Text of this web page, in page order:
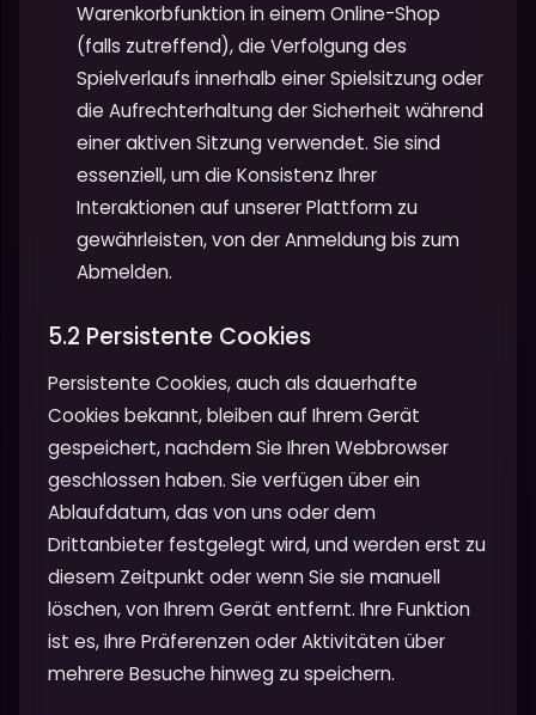
Warenkorbfunktion in einem Online-Shop
(falls zutreffend), die Verfolgung des
Spielverlaufs innerhalb einer Spielsitzung oder
die Aufrechterhaltung der Sicherheit während
einer aktiven Sitzung verwendet. Sie sind
essenziell, um die Konsistenz Ihrer
Interaktionen auf unserer Plattform zu
gewährleisten, von der Anmeldung bis zum
Abmelden.
5.2 Persistente Cookies
Persistente Cookies, auch als dauerhafte
Cookies bekannt, bleiben auf Ihrem Gerät
gespeichert, nachdem Sie Ihren Webbrowser
geschlossen haben. Sie verfügen über ein
Ablaufdatum, das von uns oder dem
Drittanbieter festgelegt wird, und werden erst zu
diesem Zeitpunkt oder wenn Sie sie manuell
löschen, von Ihrem Gerät entfernt. Ihre Funktion
ist es, Ihre Präferenzen oder Aktivitäten über
mehrere Besuche hinweg zu speichern.